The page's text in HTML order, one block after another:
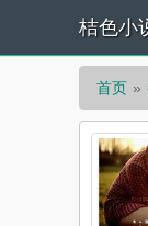
桔色小
首页